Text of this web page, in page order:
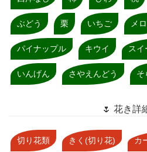
ぶどう 栗 いちご メ
パイナップル キウイ ス
いんげん さやえんどう そ
🌷 花き詳
切り花類 きく(切り花) カ